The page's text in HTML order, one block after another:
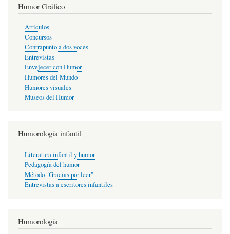
Humor Gráfico
Artículos
Concursos
Contrapunto a dos voces
Entrevistas
Envejecer con Humor
Humores del Mundo
Humores visuales
Museos del Humor
Humorología infantil
Literatura infantil y humor
Pedagogía del humor
Método "Gracias por leer"
Entrevistas a escritores infantiles
Humorología